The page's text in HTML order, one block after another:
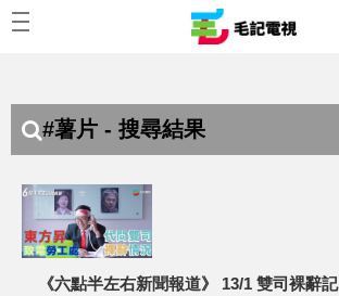
#薯片 - 搜尋結果
《六點半左右新聞報道》 13/1 雙司裸辭記